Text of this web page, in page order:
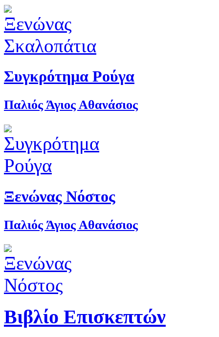
Συγκρότημα Ρούγα
Παλιός Άγιος Αθανάσιος
Ξενώνας Νόστος
Παλιός Άγιος Αθανάσιος
Βιβλίο Επισκεπτών